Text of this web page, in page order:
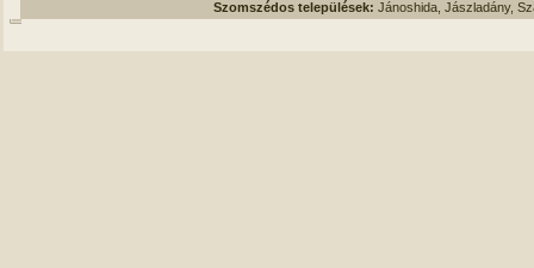
Szomszédos települések: Jánoshida, Jászladány,